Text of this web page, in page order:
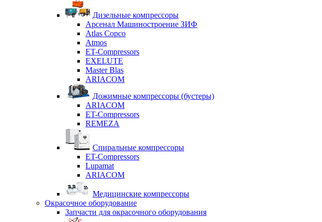
Дизельные компрессоры
Арсенал Машиностроение ЗИФ
Atlas Copco
Atmos
ET-Compressors
EXELUTE
Master Blas
ARIACOM
Дожимные компрессоры (бустеры)
ARIACOM
ET-Compressors
REMEZA
Спиральные компрессоры
ET-Compressors
Lupamat
ARIACOM
Медицинские компрессоры
Окрасочное оборудование
Запчасти для окрасочного оборудования